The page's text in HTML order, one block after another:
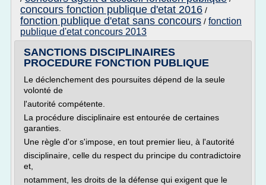
concours fonction publique d'etat 2016 /
fonction publique d'etat sans concours / fonction
publique d'etat concours 2013
SANCTIONS DISCIPLINAIRES
PROCEDURE FONCTION PUBLIQUE
Le déclenchement des poursuites dépend de la seule
volonté de
l'autorité compétente.
La procédure disciplinaire est entourée de certaines
garanties.
Une règle d'or s'impose, en tout premier lieu, à l'autorité
disciplinaire, celle du respect du principe du contradictoire
et,
notamment, les droits de la défense qui exigent que le